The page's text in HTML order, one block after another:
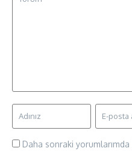
Daha sonraki yorumlarımda